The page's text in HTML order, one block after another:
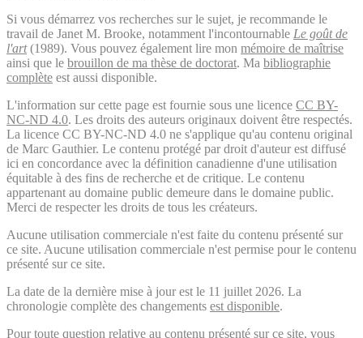
Si vous démarrez vos recherches sur le sujet, je recommande le
travail de Janet M. Brooke, notamment l'incontournable Le goût de
l'art(1989). Vous pouvez également lire mon mémoire de maîtrise
ainsi que le brouillon de ma thèse de doctorat. Ma bibliographie
complète est aussi disponible.
L'information sur cette page est fournie sous une licence CC BY-
NC-ND 4.0. Les droits des auteurs originaux doivent être respectés.
La licence CC BY-NC-ND 4.0 ne s'applique qu'au contenu original
de Marc Gauthier. Le contenu protégé par droit d'auteur est diffusé
ici en concordance avec la définition canadienne d'une utilisation
équitable à des fins de recherche et de critique. Le contenu
appartenant au domaine public demeure dans le domaine public.
Merci de respecter les droits de tous les créateurs.
Aucune utilisation commerciale n'est faite du contenu présenté sur
ce site. Aucune utilisation commerciale n'est permise pour le contenu
présenté sur ce site.
La date de la dernière mise à jour est le 11 juillet 2026. La
chronologie complète des changements est disponible.
Pour toute question relative au contenu présenté sur ce site, vous